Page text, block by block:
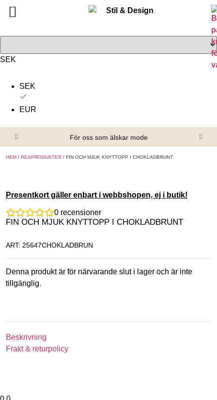
SEK
SEK
EUR
För oss som älskar mode
HEM / REAPRODUKTER / FIN OCH MJUK KNYTTOPP I CHOKLADBRUNT
Presentkort gäller enbart i webbshopen, ej i butik!
0 recensioner
FIN OCH MJUK KNYTTOPP I CHOKLADBRUNT
ART: 25647CHOKLADBRUN
Denna produkt är för närvarande slut i lager och är inte
tillgänglig.
Beskrivning
Frakt & returpolicy
Alla produkter
Om oss